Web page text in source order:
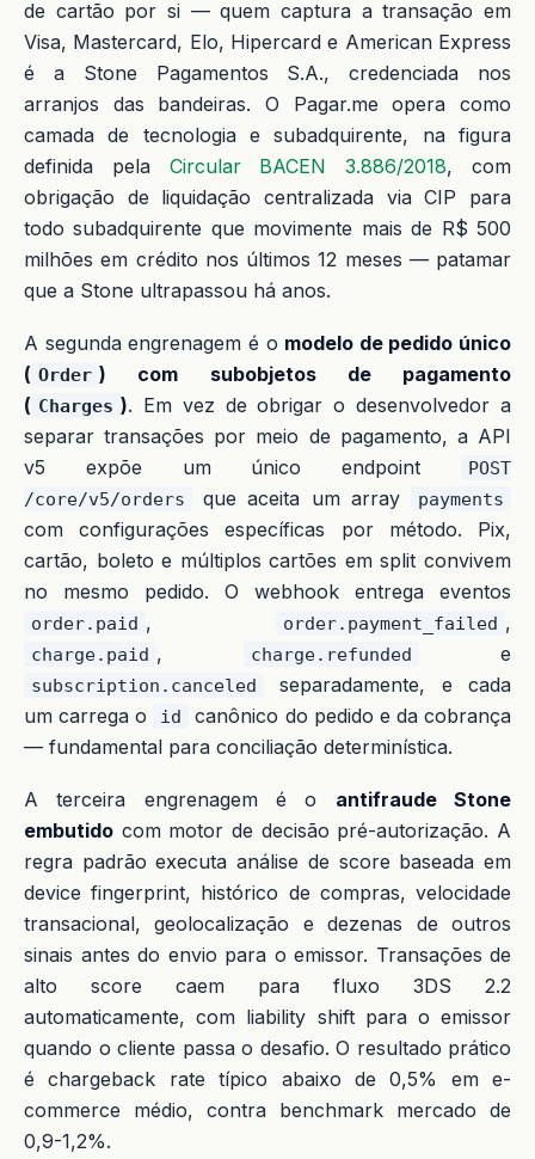
de cartão por si — quem captura a transação em
Visa, Mastercard, Elo, Hipercard e American Express
é a Stone Pagamentos S.A., credenciada nos
arranjos das bandeiras. O Pagar.me opera como
camada de tecnologia e subadquirente, na figura
definida pela Circular BACEN 3.886/2018, com
obrigação de liquidação centralizada via CIP para
todo subadquirente que movimente mais de R$ 500
milhões em crédito nos últimos 12 meses — patamar
que a Stone ultrapassou há anos.
A segunda engrenagem é o modelo de pedido único
( Order ) com subobjetos de pagamento
( Charges ). Em vez de obrigar o desenvolvedor a
separar transações por meio de pagamento, a API
v5 expõe um único endpoint
POST
/core/v5/orders
que aceita um array payments
com configurações específicas por método. Pix,
cartão, boleto e múltiplos cartões em split convivem
no mesmo pedido. O webhook entrega eventos
order.paid , order.payment_failed ,
charge.paid , charge.refunded e
subscription.canceled
separadamente, e cada
um carrega o
id
canônico do pedido e da cobrança
— fundamental para conciliação determinística.
A terceira engrenagem é o antifraude Stone
embutido com motor de decisão pré-autorização. A
regra padrão executa análise de score baseada em
device fingerprint, histórico de compras, velocidade
transacional, geolocalização e dezenas de outros
sinais antes do envio para o emissor. Transações de
alto score caem para fluxo 3DS 2.2
automaticamente, com liability shift para o emissor
quando o cliente passa o desafio. O resultado prático
é chargeback rate típico abaixo de 0,5% em e-
commerce médio, contra benchmark mercado de
0,9-1,2%.